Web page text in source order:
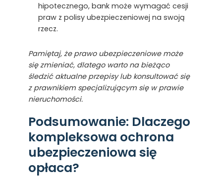
hipotecznego, bank może wymagać cesji
praw z polisy ubezpieczeniowej na swoją
rzecz.
Pamiętaj, że prawo ubezpieczeniowe może
się zmieniać, dlatego warto na bieżąco
śledzić aktualne przepisy lub konsultować się
z prawnikiem specjalizującym się w prawie
nieruchomości.
Podsumowanie: Dlaczego
kompleksowa ochrona
ubezpieczeniowa się
opłaca?